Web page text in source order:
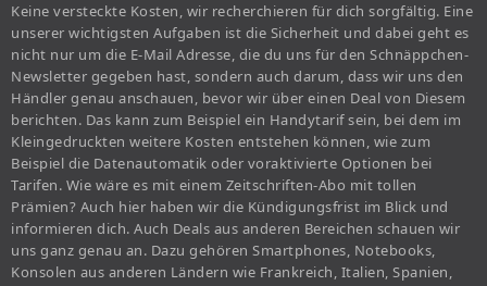
Keine versteckte Kosten, wir recherchieren für dich sorgfältig. Eine
unserer wichtigsten Aufgaben ist die Sicherheit und dabei geht es
nicht nur um die E-Mail Adresse, die du uns für den Schnäppchen-
Newsletter gegeben hast, sondern auch darum, dass wir uns den
Händler genau anschauen, bevor wir über einen Deal von Diesem
berichten. Das kann zum Beispiel ein Handytarif sein, bei dem im
Kleingedruckten weitere Kosten entstehen können, wie zum
Beispiel die Datenautomatik oder voraktivierte Optionen bei
Tarifen. Wie wäre es mit einem Zeitschriften-Abo mit tollen
Prämien? Auch hier haben wir die Kündigungsfrist im Blick und
informieren dich. Auch Deals aus anderen Bereichen schauen wir
uns ganz genau an. Dazu gehören Smartphones, Notebooks,
Konsolen aus anderen Ländern wie Frankreich, Italien, Spanien,